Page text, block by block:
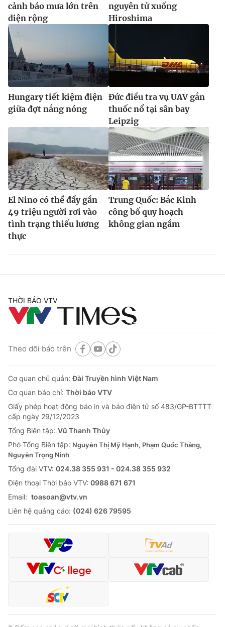
cảnh báo mưa lớn trên
diện rộng
nguyên tử xuống
Hiroshima
Hungary tiết kiệm điện
giữa đợt nắng nóng
Đức điều tra vụ UAV gắn
thuốc nổ tại sân bay
Leipzig
El Nino có thể đẩy gần
49 triệu người rơi vào
tình trạng thiếu lương
thực
Trung Quốc: Bắc Kinh
công bố quy hoạch
không gian ngầm
THỜI BÁO VTV
Theo dõi báo trên
Cơ quan chủ quản:Đài Truyền hình Việt Nam
Cơ quan báo chí: Thời báo VTV
Giấy phép hoạt động báo in và báo điện tử số 483/GP-BTTTT
cấp ngày 29/12/2023
Tổng Biên tập: Vũ Thanh Thủy
Phó Tổng Biên tập: Nguyễn Thị Mỹ Hạnh, Phạm Quốc Thắng,
Nguyễn Trọng Ninh
Tổng đài VTV: 024.38 355 931 - 024.38 355 932
Ðiện thoại Thời báo VTV: 0988 671 671
Email: toasoan@vtv.vn
Liên hệ quảng cáo: (024) 626 79595